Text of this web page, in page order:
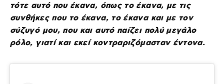
τότε αυτό που έκανα, όπως το έκανα, με τις
συνθήκες που το έκανα, το έκανα και με τον
σύζυγό μου, που και αυτό παίζει πολύ μεγάλο
ρόλο, γιατί και εκεί κοντραριζόμασταν έντονα.